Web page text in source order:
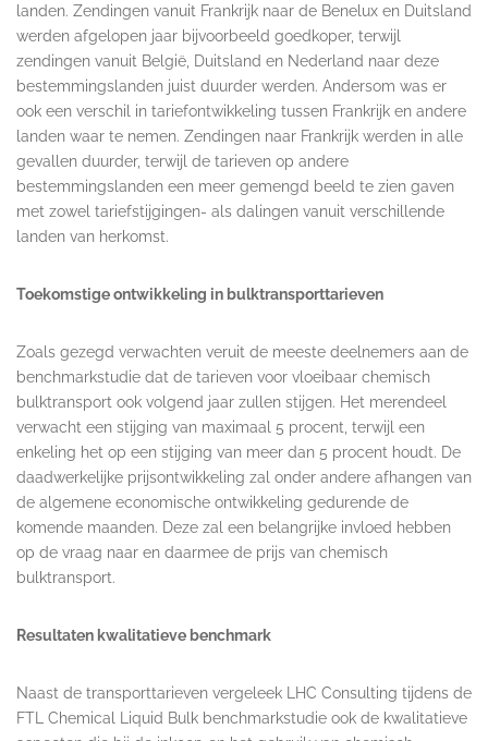
landen. Zendingen vanuit Frankrijk naar de Benelux en Duitsland
werden afgelopen jaar bijvoorbeeld goedkoper, terwijl
zendingen vanuit België, Duitsland en Nederland naar deze
bestemmingslanden juist duurder werden. Andersom was er
ook een verschil in tariefontwikkeling tussen Frankrijk en andere
landen waar te nemen. Zendingen naar Frankrijk werden in alle
gevallen duurder, terwijl de tarieven op andere
bestemmingslanden een meer gemengd beeld te zien gaven
met zowel tariefstijgingen- als dalingen vanuit verschillende
landen van herkomst.
Toekomstige ontwikkeling in bulktransporttarieven
Zoals gezegd verwachten veruit de meeste deelnemers aan de
benchmarkstudie dat de tarieven voor vloeibaar chemisch
bulktransport ook volgend jaar zullen stijgen. Het merendeel
verwacht een stijging van maximaal 5 procent, terwijl een
enkeling het op een stijging van meer dan 5 procent houdt. De
daadwerkelijke prijsontwikkeling zal onder andere afhangen van
de algemene economische ontwikkeling gedurende de
komende maanden. Deze zal een belangrijke invloed hebben
op de vraag naar en daarmee de prijs van chemisch
bulktransport.
Resultaten kwalitatieve benchmark
Naast de transporttarieven vergeleek LHC Consulting tijdens de
FTL Chemical Liquid Bulk benchmarkstudie ook de kwalitatieve